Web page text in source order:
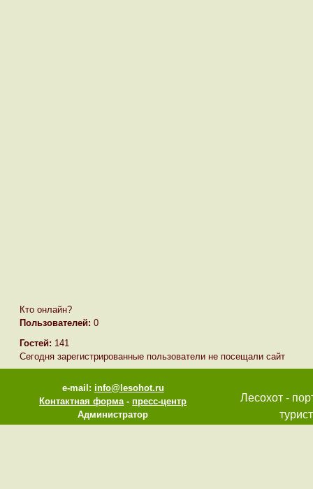
Кто онлайн?
Пользователей: 0
Гостей: 141
Сегодня зарегистрированные пользователи не посещали сайт
e-mail: info@lesohot.ru
Контактная форма-пресс-центр
Администратор
Лесохот -